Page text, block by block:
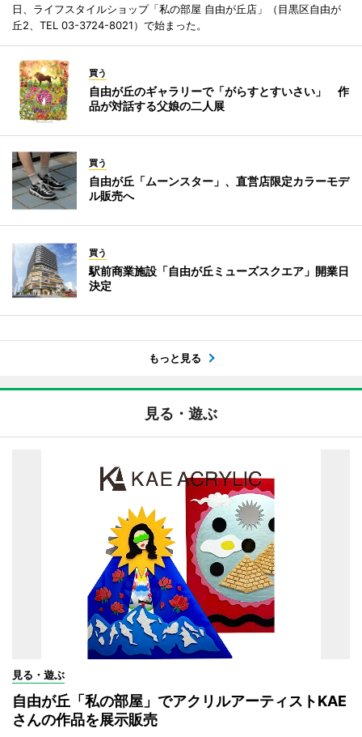
日、ライフスタイルショップ「私の部屋 自由が丘店」（目黒区自由が
丘2、TEL 03-3724-8021）で始まった。
買う
自由が丘のギャラリーで「がらすとすいさい」 作
品が対話する父娘の二人展
買う
自由が丘「ムーンスター」、直営店限定カラーモデ
ル販売へ
買う
駅前商業施設「自由が丘ミューズスクエア」開業日
決定
もっと見る
見る・遊ぶ
見る・遊ぶ
自由が丘「私の部屋」でアクリルアーティストKAE
さんの作品を展示販売